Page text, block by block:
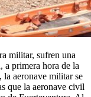
militar, sufren una
a primera hora de la
la aeronave militar se
que la aeronave civil